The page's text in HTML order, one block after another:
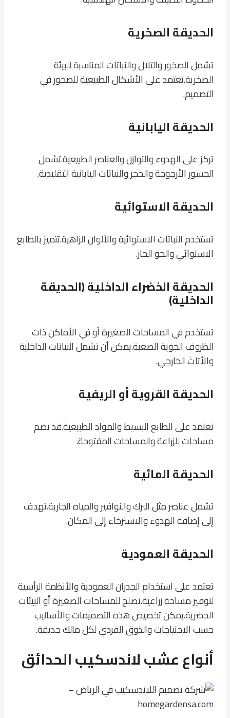
الحديقة الصخرية
تشمل الصخور والتلال والنباتات المناسبة للبيئة
الصخرية.تعتمد على الأشكال الطبيعية للصخور في
التصميم.
الحديقة اليابانية
تركز على الهدوء والتوازن والعناصر الطبيعية.تشمل
الجسور الأرجوحة والحجر والنباتات اليابانية التقليدية.
الحديقة الاستوائية
تستخدم النباتات الاستوائية والألوان الزاهية.تتميز بالطابع
الاستوائي والجو الحار.
الحديقة الخضراء الداخلية (الحديقة
الداخلية)
تستخدم في المساحات الصغيرة أو في الأماكن ذات
الظروف الجوية الصعبة.يمكن أن تشمل النباتات الداخلية
والأثاث الخارجي.
الحديقة القروية أو الريفية
تعتمد على الطابع البسيط والمواد الطبيعية.قد تضم
مساحات للزراعة والمساحات المفتوحة.
الحديقة المائية
تشمل عناصر مثل البرك والنوافير والمياه الجارية.تهدف
إلى إضافة الهدوء والاسترخاء إلى المكان.
الحديقة العمودية
تعتمد على استخدام الجدران العمودية والأنظمة الرأسية
لتوفير مساحة زراعية.تصلح للمساحات الصغيرة أو البيئات
الحضرية.يمكن تخصيص هذه التصميمات والأساليب
حسب الاحتياجات والذوق الفردي لكل مالك حديقة.
أنواع عشب لاندسكيب الحدائق